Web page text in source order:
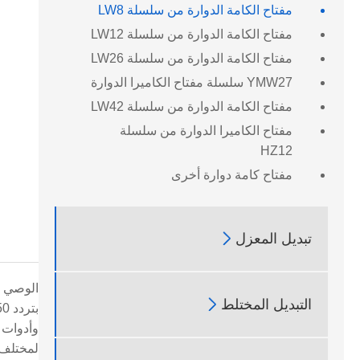
مفتاح الكامة الدوارة من سلسلة LW8
مفتاح الكامة الدوارة من سلسلة LW12
مفتاح الكامة الدوارة من سلسلة LW26
YMW27 سلسلة مفتاح الكاميرا الدوارة
مفتاح الكامة الدوارة من سلسلة LW42
مفتاح الكاميرا الدوارة من سلسلة
HZ12
مفتاح كامة دوارة أخرى
تبديل المعزل 
التبديل المختلط 